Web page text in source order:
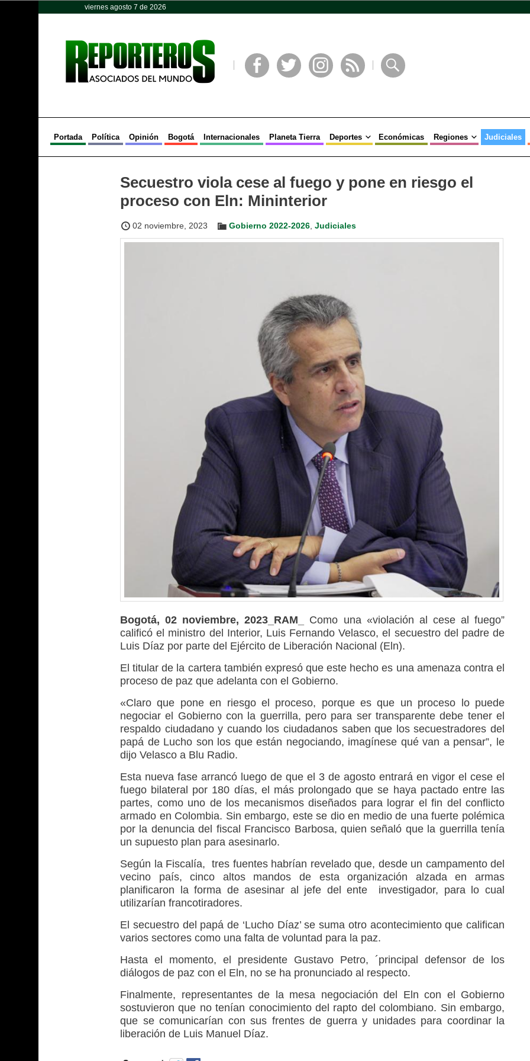
viernes agosto 7 de 2026
Portada Política Opinión Bogotá Internacionales Planeta Tierra Deportes Económicas Regiones Judiciales
Secuestro viola cese al fuego y pone en riesgo el
proceso con Eln: Mininterior
02 noviembre, 2023 Gobierno 2022-2026 Judiciales
Bogotá, 02 noviembre, 2023_RAM_ Como una «violación al cese al fuego”
calificó el ministro del Interior, Luis Fernando Velasco, el secuestro del padre de
Luis Díaz por parte del Ejército de Liberación Nacional (Eln).
El titular de la cartera también expresó que este hecho es una amenaza contra el
proceso de paz que adelanta con el Gobierno.
«Claro que pone en riesgo el proceso, porque es que un proceso lo puede
negociar el Gobierno con la guerrilla, pero para ser transparente debe tener el
respaldo ciudadano y cuando los ciudadanos saben que los secuestradores del
papá de Lucho son los que están negociando, imagínese qué van a pensar”, le
dijo Velasco a Blu Radio.
Esta nueva fase arrancó luego de que el 3 de agosto entrará en vigor el cese el
fuego bilateral por 180 días, el más prolongado que se haya pactado entre las
partes, como uno de los mecanismos diseñados para lograr el fin del conflicto
armado en Colombia. Sin embargo, este se dio en medio de una fuerte polémica
por la denuncia del fiscal Francisco Barbosa, quien señaló que la guerrilla tenía
un supuesto plan para asesinarlo.
Según la Fiscalía, tres fuentes habrían revelado que, desde un campamento del
vecino país, cinco altos mandos de esta organización alzada en armas
planificaron la forma de asesinar al jefe del ente investigador, para lo cual
utilizarían francotiradores.
El secuestro del papá de ‘Lucho Díaz’ se suma otro acontecimiento que califican
varios sectores como una falta de voluntad para la paz.
Hasta el momento, el presidente Gustavo Petro, ´principal defensor de los
diálogos de paz con el Eln, no se ha pronunciado al respecto.
Finalmente, representantes de la mesa negociación del Eln con el Gobierno
sostuvieron que no tenían conocimiento del rapto del colombiano. Sin embargo,
que se comunicarían con sus frentes de guerra y unidades para coordinar la
liberación de Luis Manuel Díaz.
Opinión Política